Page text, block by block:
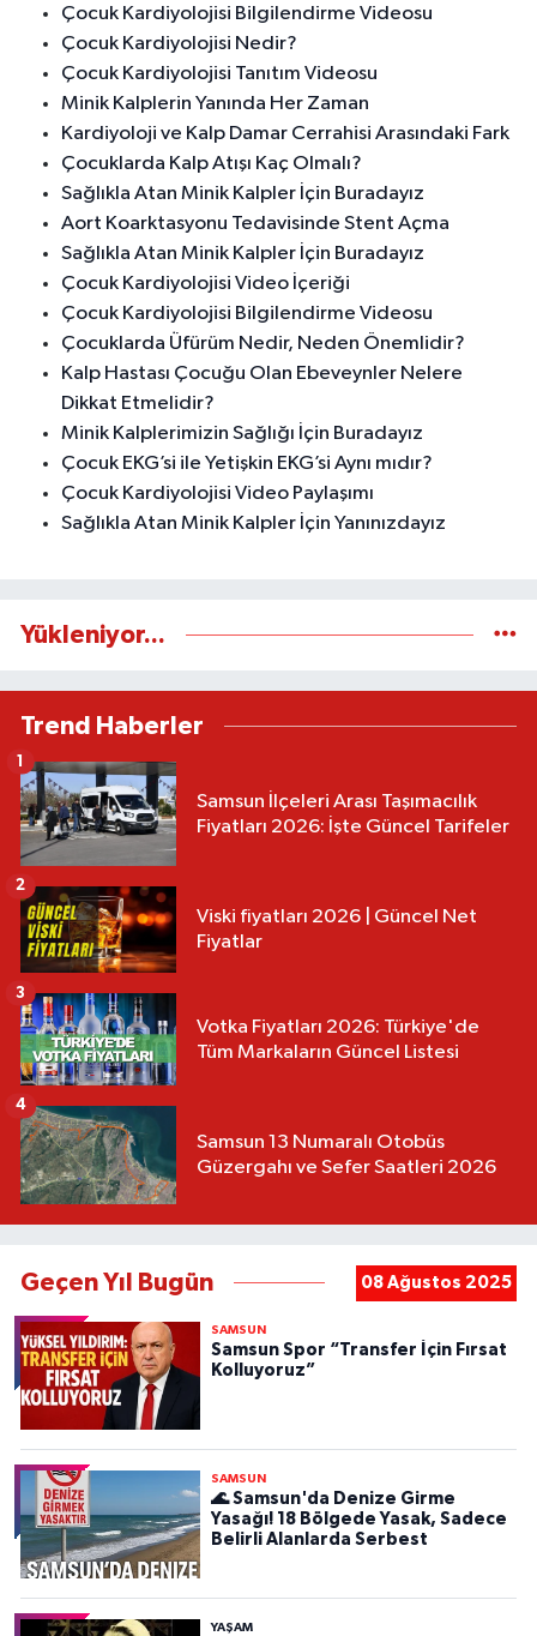
Çocuk Kardiyolojisi Bilgilendirme Videosu
Çocuk Kardiyolojisi Nedir?
Çocuk Kardiyolojisi Tanıtım Videosu
Minik Kalplerin Yanında Her Zaman
Kardiyoloji ve Kalp Damar Cerrahisi Arasındaki Fark
Çocuklarda Kalp Atışı Kaç Olmalı?
Sağlıkla Atan Minik Kalpler İçin Buradayız
Aort Koarktasyonu Tedavisinde Stent Açma
Sağlıkla Atan Minik Kalpler İçin Buradayız
Çocuk Kardiyolojisi Video İçeriği
Çocuk Kardiyolojisi Bilgilendirme Videosu
Çocuklarda Üfürüm Nedir, Neden Önemlidir?
Kalp Hastası Çocuğu Olan Ebeveynler Nelere
Dikkat Etmelidir?
Minik Kalplerimizin Sağlığı İçin Buradayız
Çocuk EKG’si ile Yetişkin EKG’si Aynı mıdır?
Çocuk Kardiyolojisi Video Paylaşımı
Sağlıkla Atan Minik Kalpler İçin Yanınızdayız
Yükleniyor...
Trend Haberler
Samsun İlçeleri Arası Taşımacılık
Fiyatları 2026: İşte Güncel Tarifeler
1
Viski fiyatları 2026 | Güncel Net
Fiyatlar
2
Votka Fiyatları 2026: Türkiye'de
Tüm Markaların Güncel Listesi
3
Samsun 13 Numaralı Otobüs
Güzergahı ve Sefer Saatleri 2026
4
Geçen Yıl Bugün 08 Ağustos 2025
SAMSUN
Samsun Spor “Transfer İçin Fırsat
Kolluyoruz”
SAMSUN
🌊 Samsun'da Denize Girme
Yasağı! 18 Bölgede Yasak, Sadece
Belirli Alanlarda Serbest
YAŞAM